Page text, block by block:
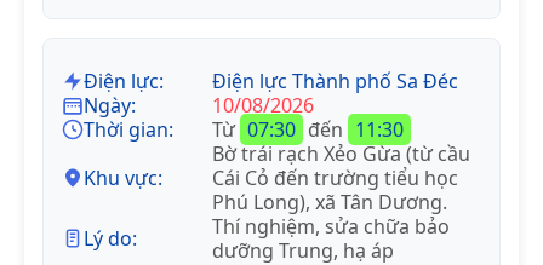
Điện lực:
Điện lực Thành phố Sa Đéc
Ngày:
10/08/2026
Thời gian:
Từ 07:30 đến 11:30
Khu vực:
Bờ trái rạch Xẻo Gừa (từ cầu
Cái Cỏ đến trường tiểu học
Phú Long), xã Tân Dương.
Lý do:
Thí nghiệm, sửa chữa bảo
dưỡng Trung, hạ áp